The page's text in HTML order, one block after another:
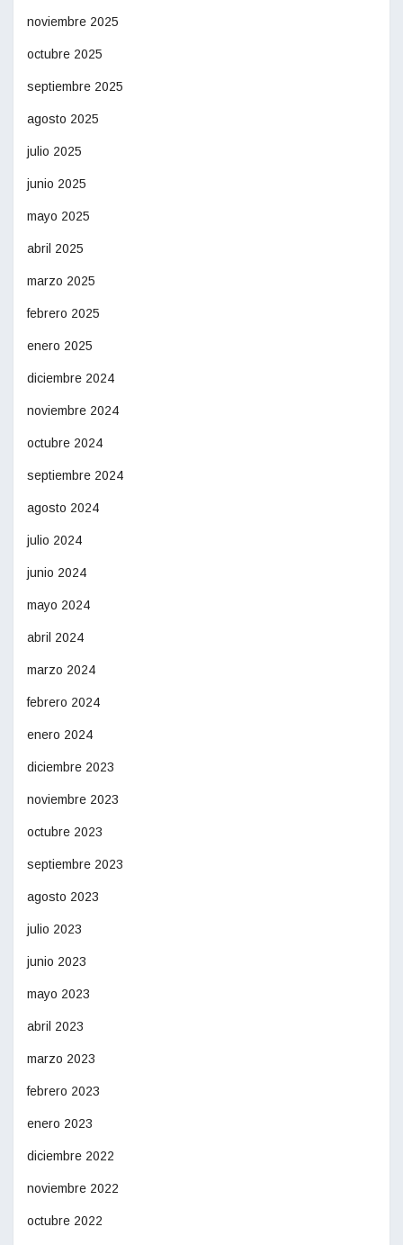
noviembre 2025
octubre 2025
septiembre 2025
agosto 2025
julio 2025
junio 2025
mayo 2025
abril 2025
marzo 2025
febrero 2025
enero 2025
diciembre 2024
noviembre 2024
octubre 2024
septiembre 2024
agosto 2024
julio 2024
junio 2024
mayo 2024
abril 2024
marzo 2024
febrero 2024
enero 2024
diciembre 2023
noviembre 2023
octubre 2023
septiembre 2023
agosto 2023
julio 2023
junio 2023
mayo 2023
abril 2023
marzo 2023
febrero 2023
enero 2023
diciembre 2022
noviembre 2022
octubre 2022